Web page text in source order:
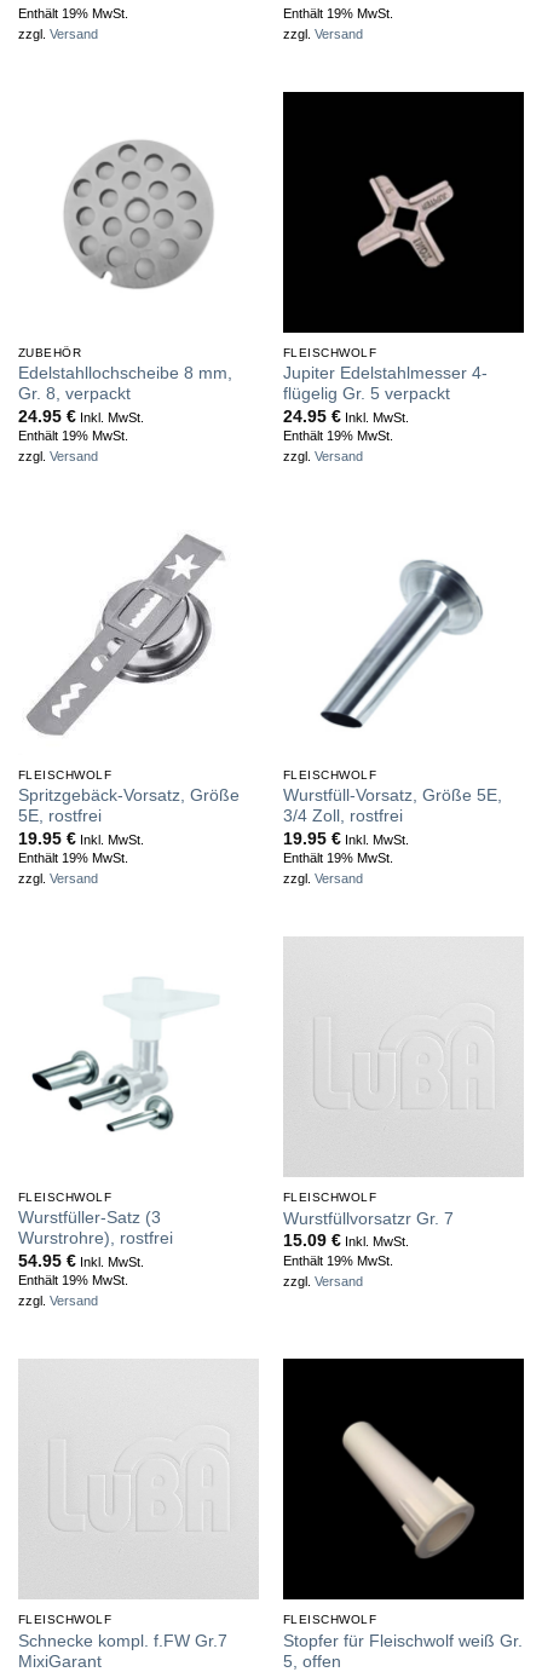
Enthält 19% MwSt.
zzgl. Versand
Enthält 19% MwSt.
zzgl. Versand
ZUBEHÖR
Edelstahllochscheibe 8 mm,
Gr. 8, verpackt
24.95 €Inkl. MwSt.
Enthält 19% MwSt.
zzgl. Versand
FLEISCHWOLF
Jupiter Edelstahlmesser 4-
flügelig Gr. 5 verpackt
24.95 €Inkl. MwSt.
Enthält 19% MwSt.
zzgl. Versand
FLEISCHWOLF
Spritzgebäck-Vorsatz, Größe
5E, rostfrei
19.95 €Inkl. MwSt.
Enthält 19% MwSt.
zzgl. Versand
FLEISCHWOLF
Wurstfüll-Vorsatz, Größe 5E,
3/4 Zoll, rostfrei
19.95 €Inkl. MwSt.
Enthält 19% MwSt.
zzgl. Versand
FLEISCHWOLF
Wurstfüller-Satz (3
Wurstrohre), rostfrei
54.95 €Inkl. MwSt.
Enthält 19% MwSt.
zzgl. Versand
FLEISCHWOLF
Wurstfüllvorsatzr Gr. 7
15.09 €Inkl. MwSt.
Enthält 19% MwSt.
zzgl. Versand
FLEISCHWOLF
Schnecke kompl. f.FW Gr.7
MixiGarant
FLEISCHWOLF
Stopfer für Fleischwolf weiß Gr.
5, offen